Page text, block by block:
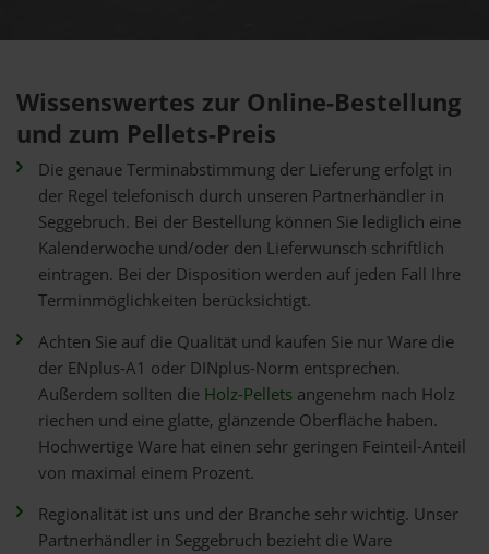
Wissenswertes zur Online-Bestellung
und zum Pellets-Preis
Die genaue Terminabstimmung der Lieferung erfolgt in
der Regel telefonisch durch unseren Partnerhändler in
Seggebruch. Bei der Bestellung können Sie lediglich eine
Kalenderwoche und/oder den Lieferwunsch schriftlich
eintragen. Bei der Disposition werden auf jeden Fall Ihre
Terminmöglichkeiten berücksichtigt.
Achten Sie auf die Qualität und kaufen Sie nur Ware die
der ENplus-A1 oder DINplus-Norm entsprechen.
Außerdem sollten die Holz-Pellets angenehm nach Holz
riechen und eine glatte, glänzende Oberfläche haben.
Hochwertige Ware hat einen sehr geringen Feinteil-Anteil
von maximal einem Prozent.
Regionalität ist uns und der Branche sehr wichtig. Unser
Partnerhändler in Seggebruch bezieht die Ware